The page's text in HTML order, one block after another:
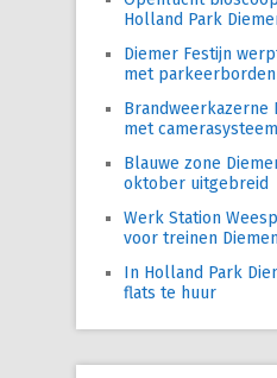
Holland Park
Diemer Festijn
met parkeerborden
Brandweerkazerne
met camerasysteem
Blauwe zone
oktober uitgebreid
Werk Station
voor treinen Diemen
In Holland Park
flats te huur